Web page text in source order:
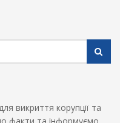
викриття корупції та